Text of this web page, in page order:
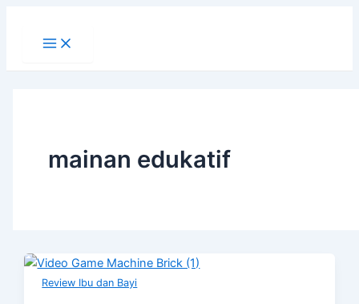
konten
mainan edukatif
Review Ibu dan Bayi